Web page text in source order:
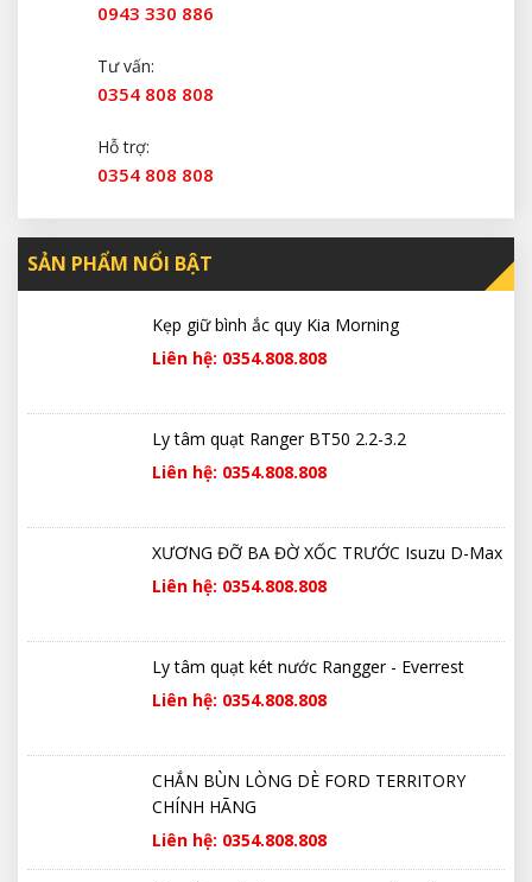
0943 330 886
Tư vấn:
0354 808 808
Hỗ trợ:
0354 808 808
SẢN PHẨM NỔI BẬT
Kẹp giữ bình ắc quy Kia Morning
Liên hệ: 0354.808.808
Ly tâm quạt Ranger BT50 2.2-3.2
Liên hệ: 0354.808.808
XƯƠNG ĐỠ BA ĐỜ XỐC TRƯỚC Isuzu D-Max
Liên hệ: 0354.808.808
Ly tâm quạt két nước Rangger - Everrest
Liên hệ: 0354.808.808
CHẮN BÙN LÒNG DÈ FORD TERRITORY
CHÍNH HÃNG
Liên hệ: 0354.808.808